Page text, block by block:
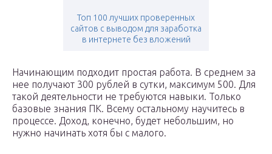
Топ 100 лучших проверенных
сайтов с выводом для заработка
в интернете без вложений
Начинающим подходит простая работа. В среднем за
нее получают 300 рублей в сутки, максимум 500. Для
такой деятельности не требуются навыки. Только
базовые знания ПК. Всему остальному научитесь в
процессе. Доход, конечно, будет небольшим, но
нужно начинать хотя бы с малого.